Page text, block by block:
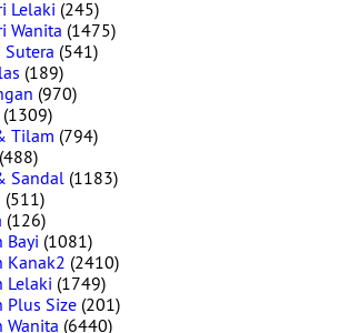
Lelaki (245)
Wanita (1475)
(541)
(189)
(970)
(1309)
Tilam (794)
Sandal (1183)
(511)
(126)
Bayi (1081)
Kanak2 (2410)
Lelaki (1749)
Plus Size (201)
Wanita (6440)